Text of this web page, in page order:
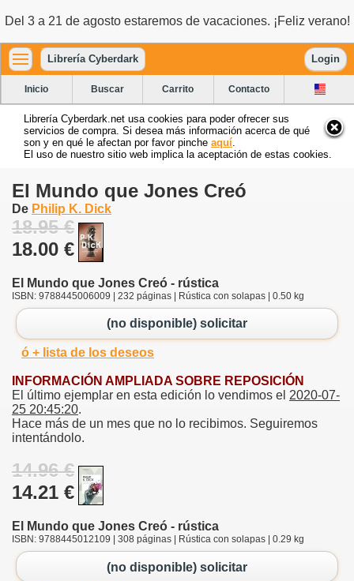
Del 3 a 21 de agosto estaremos de vacaciones. ¡Feliz verano!
Librería Cyberdark Login
Inicio Buscar Carrito Contacto
Librería Cyberdark.net usa cookies para poder ofrecer sus
servicios de compra. Si desea más información acerca de qué
son y en qué le afectan por favor pinche aquí
El uso de nuestro sitio web implica la aceptación de estas cookies.
El Mundo que Jones Creó
De Philip K. Dick
18.95 €
18.00 €
El Mundo que Jones Creó - rústica
ISBN: 9788445006009 | 232 páginas | Rústica con solapas | 0.50 kg
(no disponible) solicitar
ó + lista de los deseos
INFORMACIÓN AMPLIADA SOBRE REPOSICIÓN
El último ejemplar en esta edición lo vendimos el 2020-07-
25 20:45:20.
Hace más de un mes que no lo recibimos. Seguiremos
intentándolo.
14.96 €
14.21 €
El Mundo que Jones Creó - rústica
ISBN: 9788445012109 | 308 páginas | Rústica con solapas | 0.29 kg
(no disponible) solicitar